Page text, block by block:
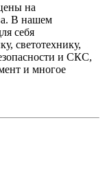
на
В нашем
себя
светотехнику,
и СКС,
и многое